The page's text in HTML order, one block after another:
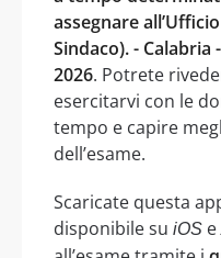
assegnare
Sindaco). -
2026. Potrete
esercitarvi con le
tempo e capire
dell’esame.
Scaricate questa
disponibile su iOS e